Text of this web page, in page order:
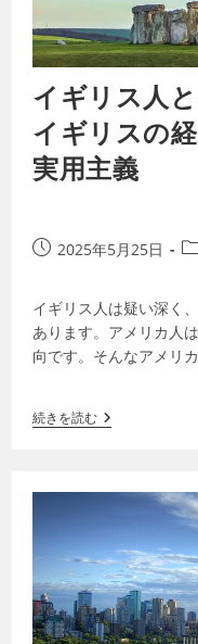
イギリス人
イギリスの
実用主義
2025年5月25日
イギリス人は疑い深く
あります。アメリカ人
向です。そんなアメリ
続きを読む